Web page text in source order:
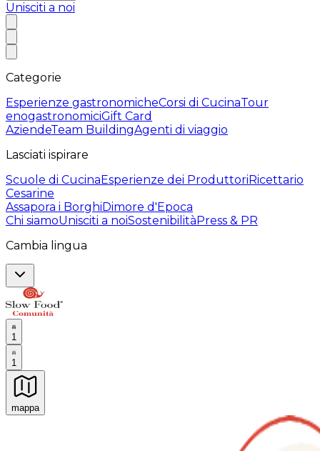
Unisciti a noi
Categorie
Esperienze gastronomicheCorsi di CucinaTour
enogastronomiciGift Card
AziendeTeam BuildingAgenti di viaggio
Lasciati ispirare
Scuole di CucinaEsperienze dei ProduttoriRicettario
Cesarine
Assapora i BorghiDimore d'Epoca
Chi siamoUnisciti a noiSostenibilitàPress & PR
Cambia lingua
1
1
mappa
Esperienze culinarie indimenticabili: Esperienze